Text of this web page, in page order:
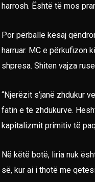
harrosh. Është të mos
Por përballë kësaj
harruar. MC e përkufizon
shpresa. Shiten vajza
“Njerëzit s’janë zhdukur
fatin e të zhdukurve.
kapitalizmit primitiv të
Në këtë botë, liria nuk
së, kur ai i thotë me